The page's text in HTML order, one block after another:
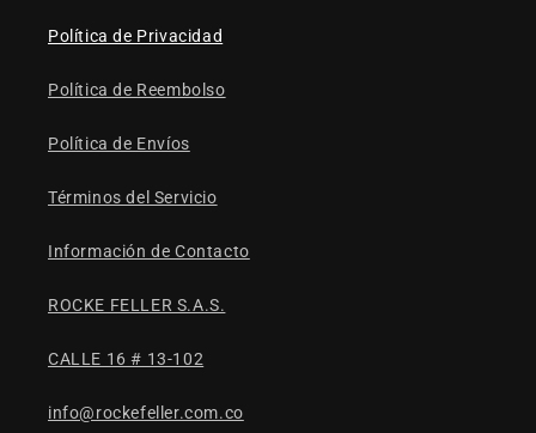
Política de Privacidad
Política de Reembolso
Política de Envíos
Términos del Servicio
Información de Contacto
ROCKE FELLER S.A.S.
CALLE 16 # 13-102
info@rockefeller.com.co